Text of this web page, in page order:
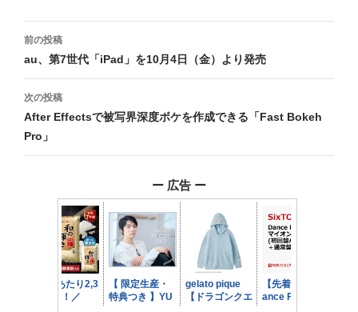
投
稿
ナ
ビ
ゲ
前の投稿
au、第7世代「iPad」を10月4日（金）より発売
次の投稿
After Effectsで被写界深度ボケを作成できる「Fast Bokeh
Pro」
ー 広告 ー